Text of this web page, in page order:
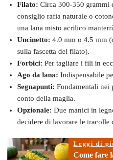
Filato: Circa 300-350 grammi
consiglio rafia naturale o
una lana misto acrilico
Uncinetto: 4.0 mm o 4.5 mm
sulla fascetta del filato).
Forbici: Per tagliare i fili in
Ago da lana: Indispensabile
Segnapunti: Fondamentali
conto della maglia.
Opzionale: Due manici in
decidere di lavorare le tracolle
Leggi di
Come fare